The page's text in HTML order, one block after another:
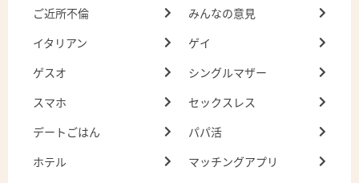
ご近所不倫
みんなの意見
イタリアン
ゲイ
ゲスオ
シングルマザー
スマホ
セックスレス
デートごはん
パパ活
ホテル
マッチングアプリ